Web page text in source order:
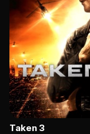
Taken 3